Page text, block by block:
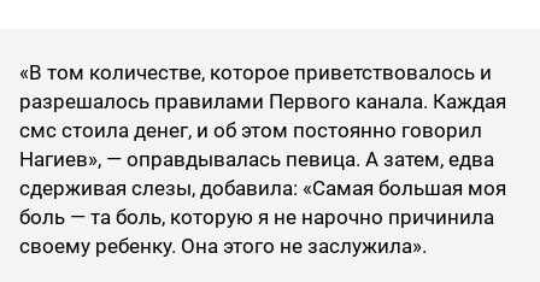
«В том количестве, которое приветствовалось и
разрешалось правилами Первого канала. Каждая
смс стоила денег, и об этом постоянно говорил
Нагиев», — оправдывалась певица. А затем, едва
сдерживая слезы, добавила: «Самая большая моя
боль — та боль, которую я не нарочно причинила
своему ребенку. Она этого не заслужила».